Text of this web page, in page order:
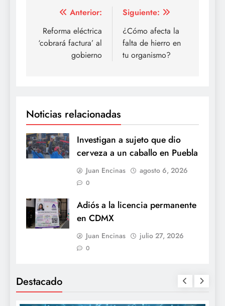
Navegación
de
entradas
Anterior:
Reforma eléctrica
‘cobrará factura’ al
gobierno
Siguiente:
¿Cómo afecta la
falta de hierro en
tu organismo?
Noticias relacionadas
Investigan a sujeto que dio
cerveza a un caballo en Puebla
Juan Encinas agosto 6, 2026
0
Adiós a la licencia permanente
en CDMX
Juan Encinas julio 27, 2026
0
Destacado